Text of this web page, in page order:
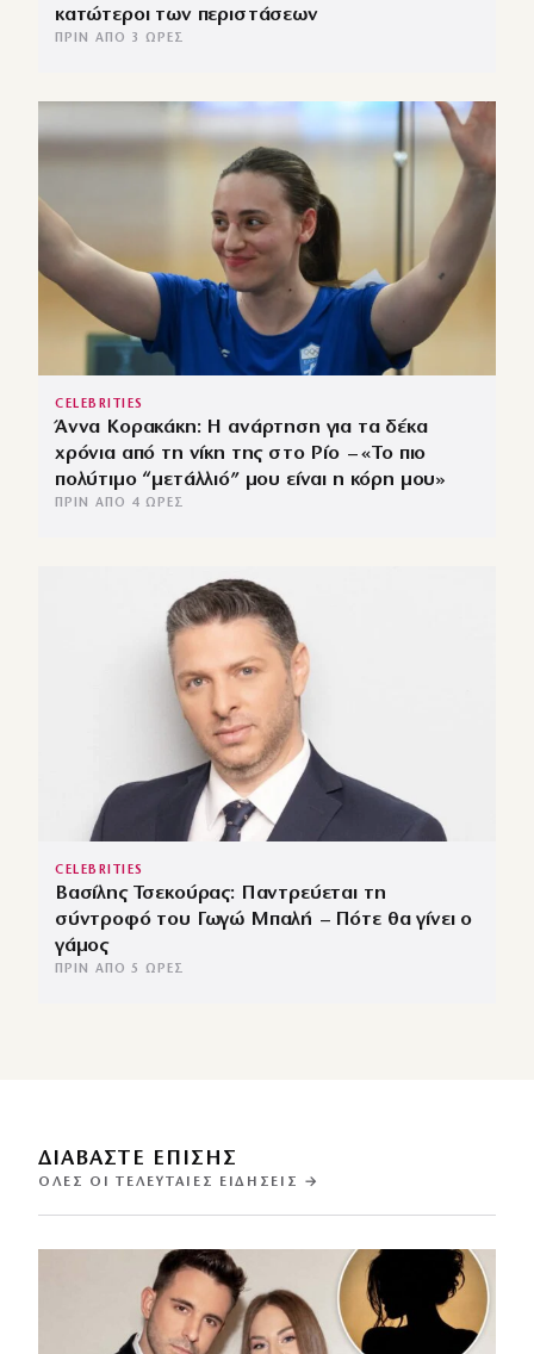
κατώτεροι των περιστάσεων
ΠΡΙΝ ΑΠΌ 3 ΏΡΕΣ
CELEBRITIES
Άννα Κορακάκη: Η ανάρτηση για τα δέκα
χρόνια από τη νίκη της στο Ρίο – «Το πιο
πολύτιμο “μετάλλιό” μου είναι η κόρη μου»
ΠΡΙΝ ΑΠΌ 4 ΏΡΕΣ
CELEBRITIES
Βασίλης Τσεκούρας: Παντρεύεται τη
σύντροφό του Γωγώ Μπαλή – Πότε θα γίνει ο
γάμος
ΠΡΙΝ ΑΠΌ 5 ΏΡΕΣ
ΔΙΑΒΑΣΤΕ ΕΠΙΣΗΣ
ΌΛΕΣ ΟΙ ΤΕΛΕΥΤΑΊΕΣ ΕΙΔΉΣΕΙΣ →